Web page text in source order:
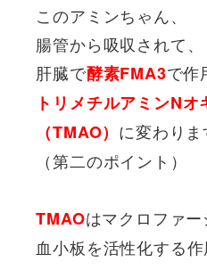
このアミンちゃん、
腸管から吸収されて、
肝臓で酵素FMA3で作
トリメチルアミンNオ
（TMAO） に変わりま
（第二のポイント）
TMAOはマクロファー
血小板を活性化する作